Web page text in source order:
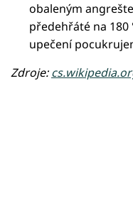
obaleným
předehřáté na 180
upečení
Zdroje: